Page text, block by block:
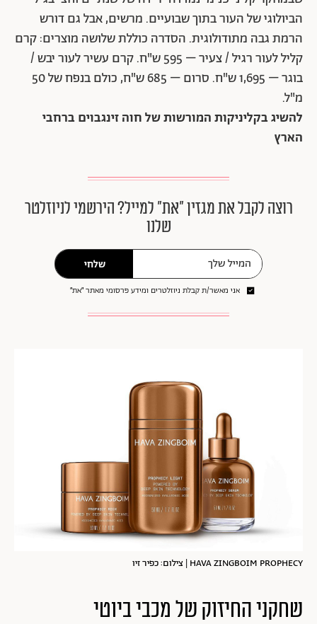
הביולוגי של העור בתוך שבועיים. מרשים, אבל גם דורש
הרמת גבה מתודולוגית. הסדרה כוללת שלושה מוצרים: קרם
קליל לעור רגיל / צעיר – 595 ש"ח. קרם עשיר לעור יבש /
בוגר – 1,695 ש"ח. סרום – 685 ש"ח, כולם בנפח של 50
מ"ל.
להשיג בקליניקות המורשות של חוה זינגבוים ברחבי
הארץ
רוצה לקבל את מגזין ״את״ למייל? הירשמי לניוזלטר
שלנו
שלחי
אני מאשר/ת קבלת ניוזלטרים ומידע פרסומי מאתר ״את״
HAVA ZINGBOIM PROPHECY | צילום: כפיר זיו
שחקני החיזוק של מכבי ביוטי